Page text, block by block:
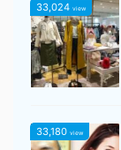
33,024 view
33,180 view